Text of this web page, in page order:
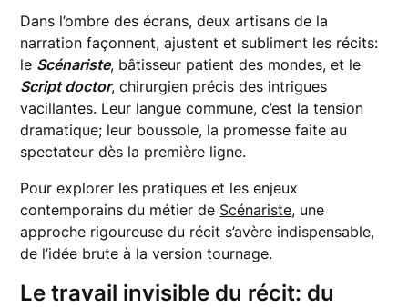
Dans l’ombre des écrans, deux artisans de la
narration façonnent, ajustent et subliment les récits:
le Scénariste, bâtisseur patient des mondes, et le
Script doctor, chirurgien précis des intrigues
vacillantes. Leur langue commune, c’est la tension
dramatique; leur boussole, la promesse faite au
spectateur dès la première ligne.
Pour explorer les pratiques et les enjeux
contemporains du métier de Scénariste, une
approche rigoureuse du récit s’avère indispensable,
de l’idée brute à la version tournage.
Le travail invisible du récit: du